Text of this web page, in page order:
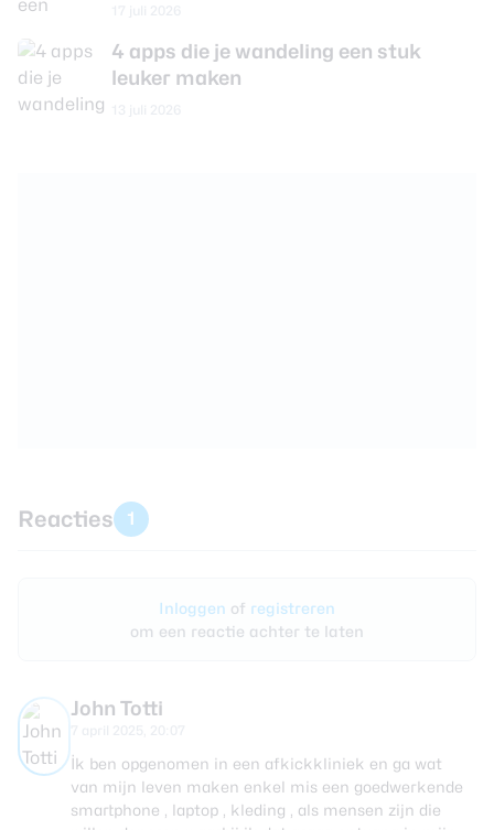
4 apps die je wandeling een stuk
leuker maken
Reacties 1
Inloggen of registreren
om een reactie achter te laten
John Totti
İk ben opgenomen in een afkickkliniek en ga wat
van mijn leven maken enkel mis een goedwerkende
smartphone , laptop , kleding , als mensen zijn die